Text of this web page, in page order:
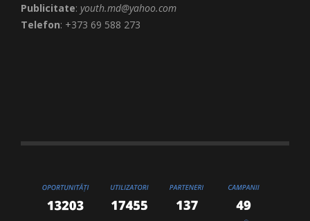
Publicitate: youth.md@yahoo.com
Telefon: +373 69 588 273